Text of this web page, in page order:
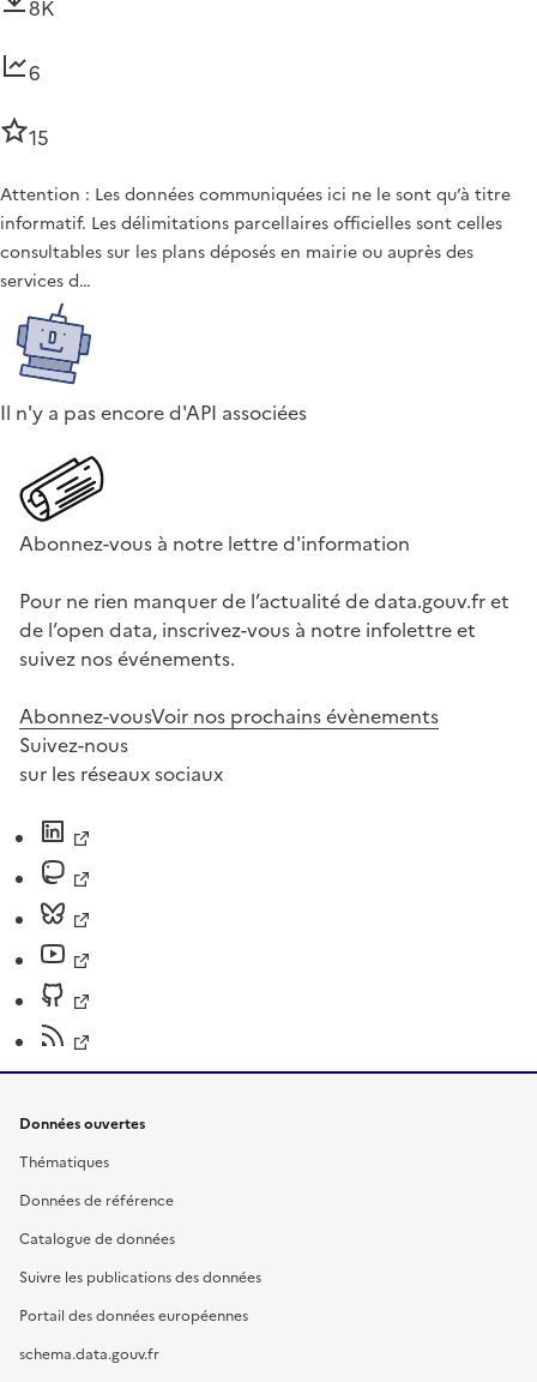
8K
6
15
Attention : Les données communiquées ici ne le sont qu’à titre
informatif. Les délimitations parcellaires officielles sont celles
consultables sur les plans déposés en mairie ou auprès des
services d…
Il n'y a pas encore d'API associées
Abonnez-vous à notre lettre d'information
Pour ne rien manquer de l’actualité de data.gouv.fr et
de l’open data, inscrivez-vous à notre infolettre et
suivez nos événements.
Abonnez-vousVoir nos prochains évènements
Suivez-nous
sur les réseaux sociaux
Données ouvertes
Thématiques
Données de référence
Catalogue de données
Suivre les publications des données
Portail des données européennes
schema.data.gouv.fr